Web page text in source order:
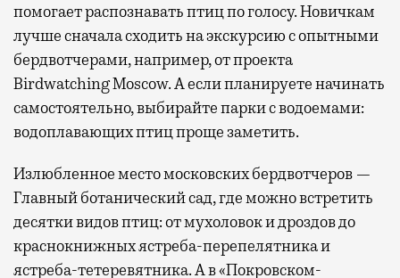
помогает распознавать птиц по голосу. Новичкам
лучше сначала сходить на экскурсию с опытными
бердвотчерами, например, от проекта
Birdwatching Moscow. А если планируете начинать
самостоятельно, выбирайте парки с водоемами:
водоплавающих птиц проще заметить.
Излюбленное место московских бердвотчеров —
Главный ботанический сад, где можно встретить
десятки видов птиц: от мухоловок и дроздов до
краснокнижных ястреба-перепелятника и
ястреба-тетеревятника. А в «Покровском-